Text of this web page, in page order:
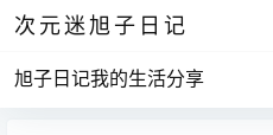
次元迷旭子日记
旭子日记我的生活分享